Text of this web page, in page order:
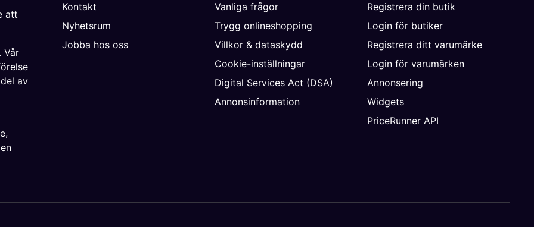
Kontakt
Nyhetsrum
Jobba hos oss
Vanliga frågor
Trygg onlineshopping
Villkor & dataskydd
Cookie-inställningar
Digital Services Act (DSA)
Annonsinformation
Registrera din butik
Login för butiker
Registrera ditt varumärke
Login för varumärken
Annonsering
Widgets
PriceRunner API
att
Vår
av
,